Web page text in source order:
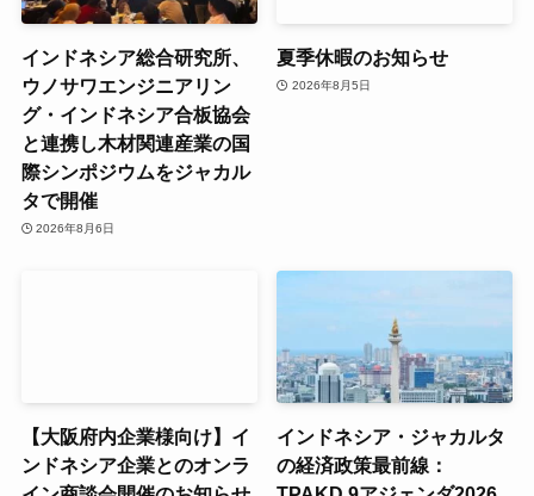
インドネシア総合研究所、
ウノサワエンジニアリン
グ・インドネシア合板協会
と連携し木材関連産業の国
際シンポジウムをジャカル
タで開催
2026年8月6日
夏季休暇のお知らせ
2026年8月5日
【大阪府内企業様向け】イ
ンドネシア企業とのオンラ
インドネシア・ジャカルタ
の経済政策最前線：